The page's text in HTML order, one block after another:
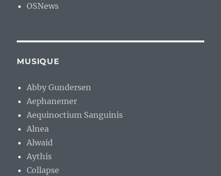
OSNews
MUSIQUE
Abby Gundersen
Aephanemer
Aequinoctium Sanguinis
Alnea
Alwaid
Aythis
Collapse